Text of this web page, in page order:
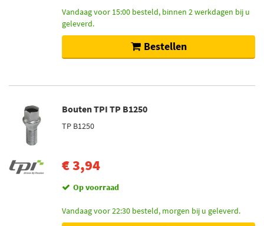
Vandaag voor 15:00 besteld, binnen 2 werkdagen bij u
geleverd.
Bestellen
Bouten TPI TP B1250
TP B1250
€ 3,94
Op voorraad
Vandaag voor 22:30 besteld, morgen bij u geleverd.